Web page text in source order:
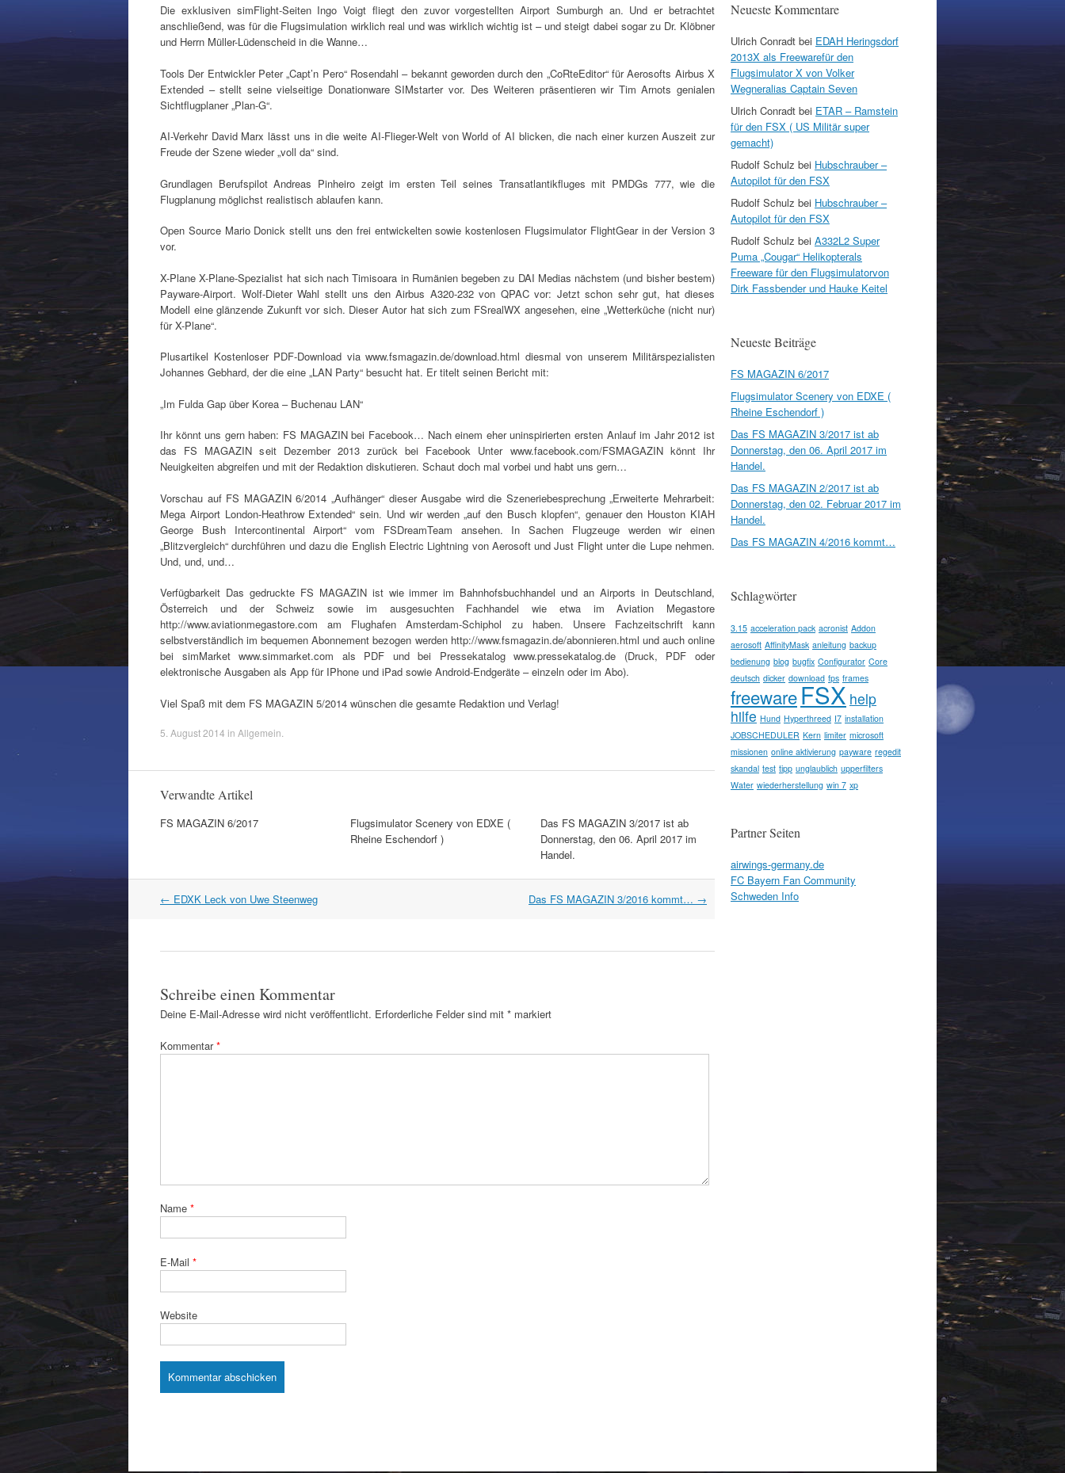
Die exklusiven simFlight-Seiten Ingo Voigt fliegt den zuvor vorgestellten Airport Sumburgh an. Und er betrachtet
anschließend, was für die Flugsimulation wirklich real und was wirklich wichtig ist – und steigt dabei sogar zu Dr. Klöbner
und Herrn Müller-Lüdenscheid in die Wanne…
Tools Der Entwickler Peter „Capt’n Pero“ Rosendahl – bekannt geworden durch den „CoRteEditor“ für Aerosofts Airbus X
Extended – stellt seine vielseitige Donationware SIMstarter vor. Des Weiteren präsentieren wir Tim Arnots genialen
Sichtflugplaner „Plan-G“.
AI-Verkehr David Marx lässt uns in die weite AI-Flieger-Welt von World of AI blicken, die nach einer kurzen Auszeit zur
Freude der Szene wieder „voll da“ sind.
Grundlagen Berufspilot Andreas Pinheiro zeigt im ersten Teil seines Transatlantikfluges mit PMDGs 777, wie die
Flugplanung möglichst realistisch ablaufen kann.
Open Source Mario Donick stellt uns den frei entwickelten sowie kostenlosen Flugsimulator FlightGear in der Version 3
vor.
X-Plane X-Plane-Spezialist hat sich nach Timisoara in Rumänien begeben zu DAI Medias nächstem (und bisher bestem)
Payware-Airport. Wolf-Dieter Wahl stellt uns den Airbus A320-232 von QPAC vor: Jetzt schon sehr gut, hat dieses
Modell eine glänzende Zukunft vor sich. Dieser Autor hat sich zum FSrealWX angesehen, eine „Wetterküche (nicht nur)
für X-Plane“.
Plusartikel Kostenloser PDF-Download via www.fsmagazin.de/download.html diesmal von unserem Militärspezialisten
Johannes Gebhard, der die eine „LAN Party“ besucht hat. Er titelt seinen Bericht mit:
„Im Fulda Gap über Korea – Buchenau LAN“
Ihr könnt uns gern haben: FS MAGAZIN bei Facebook… Nach einem eher uninspirierten ersten Anlauf im Jahr 2012 ist
das FS MAGAZIN seit Dezember 2013 zurück bei Facebook Unter www.facebook.com/FSMAGAZIN könnt Ihr
Neuigkeiten abgreifen und mit der Redaktion diskutieren. Schaut doch mal vorbei und habt uns gern…
Vorschau auf FS MAGAZIN 6/2014 „Aufhänger“ dieser Ausgabe wird die Szeneriebesprechung „Erweiterte Mehrarbeit:
Mega Airport London-Heathrow Extended“ sein. Und wir werden „auf den Busch klopfen“, genauer den Houston KIAH
George Bush Intercontinental Airport“ vom FSDreamTeam ansehen. In Sachen Flugzeuge werden wir einen
„Blitzvergleich“ durchführen und dazu die English Electric Lightning von Aerosoft und Just Flight unter die Lupe nehmen.
Und, und, und…
Verfügbarkeit Das gedruckte FS MAGAZIN ist wie immer im Bahnhofsbuchhandel und an Airports in Deutschland,
Österreich und der Schweiz sowie im ausgesuchten Fachhandel wie etwa im Aviation Megastore
http://www.aviationmegastore.com am Flughafen Amsterdam-Schiphol zu haben. Unsere Fachzeitschrift kann
selbstverständlich im bequemen Abonnement bezogen werden http://www.fsmagazin.de/abonnieren.html und auch online
bei simMarket www.simmarket.com als PDF und bei Pressekatalog www.pressekatalog.de (Druck, PDF oder
elektronische Ausgaben als App für IPhone und iPad sowie Android-Endgeräte – einzeln oder im Abo).
Viel Spaß mit dem FS MAGAZIN 5/2014 wünschen die gesamte Redaktion und Verlag!
5. August 2014 in Allgemein
Verwandte Artikel
FS MAGAZIN 6/2017
Flugsimulator Scenery von EDXE (
Rheine Eschendorf )
Das FS MAGAZIN 3/2017 ist ab
Donnerstag, den 06. April 2017 im
Handel.
Artikel
← EDXK Leck von Uwe Steenweg Das FS MAGAZIN 3/2016 kommt… →
Schreibe einen Kommentar
Deine E-Mail-Adresse wird nicht veröffentlicht. Erforderliche Felder sind mit * markiert
Kommentar*
Name *
E-Mail *
Website
Neueste Kommentare
Ulrich Conradt bei EDAH Heringsdorf
2013X als Freewarefür den
Flugsimulator X von Volker
Wegneralias Captain Seven
Ulrich Conradt bei ETAR – Ramstein
für den FSX ( US Militär super
gemacht)
Rudolf Schulz bei Hubschrauber –
Autopilot für den FSX
Rudolf Schulz bei Hubschrauber –
Autopilot für den FSX
Rudolf Schulz bei A332L2 Super
Puma „Cougar“ Helikopterals
Freeware für den Flugsimulatorvon
Dirk Fassbender und Hauke Keitel
Neueste Beiträge
FS MAGAZIN 6/2017
Flugsimulator Scenery von EDXE (
Rheine Eschendorf )
Das FS MAGAZIN 3/2017 ist ab
Donnerstag, den 06. April 2017 im
Handel.
Das FS MAGAZIN 2/2017 ist ab
Donnerstag, den 02. Februar 2017 im
Handel.
Das FS MAGAZIN 4/2016 kommt…
Schlagwörter
3.15 acceleration pack acronist Addon
aerosoft AffinityMask anleitung backup
bedienung blog bugfix Configurator Core
deutsch dicker download fps frames
freewareFSX help
hilfe Hund Hyperthreed I7 installation
JOBSCHEDULER Kern limiter microsoft
missionen online aktivierung payware regedit
skandal test tipp unglaublich upperfilters
Water wiederherstellung win 7 xp
Partner Seiten
airwings-germany.de
FC Bayern Fan Community
Schweden Info